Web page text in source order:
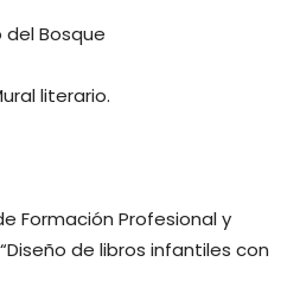
Bosque
literario.
Formación Profesional y
de libros infantiles con